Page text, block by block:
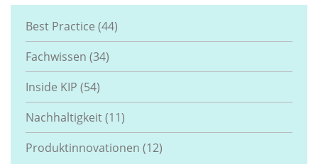
Best Practice (44)
Fachwissen (34)
Inside KIP (54)
Nachhaltigkeit(11)
Produktinnovationen (12)